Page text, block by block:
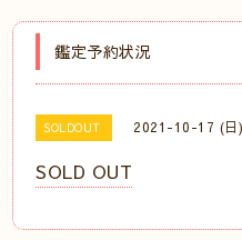
鑑定予約状況
SOLDOUT 2021-10-17 (日)
SOLD OUT